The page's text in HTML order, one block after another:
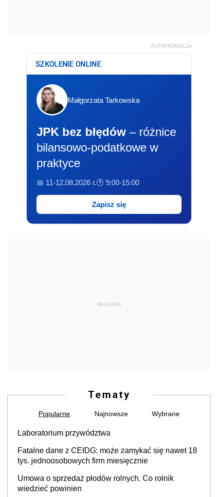
AUTOPROMOCJA
SZKOLENIE ONLINE
Małgorzata Tarkowska
JPK bez błędów – różnice
bilansowo-podatkowe w
praktyce
📅 11-12.08.2026 r.🕐 9:00-15:00
Zapisz się
REKLAMA
Tematy
Popularne Najnowsze Wybrane
Laboratorium przywództwa
Fatalne dane z CEIDG: może zamykać się nawet 18
tys. jednoosobowych firm miesięcznie
Umowa o sprzedaż płodów rolnych. Co rolnik
wiedzieć powinien